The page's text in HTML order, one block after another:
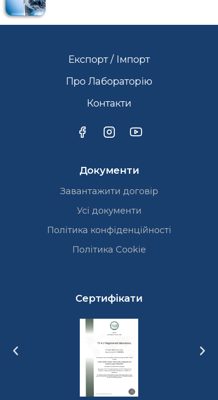
Експорт / Імпорт
Про Лабораторію
Контакти
Документи
Завантажити договір
Усі документи
Політика конфіденційності
Полiтика Cookie
Сертифікати